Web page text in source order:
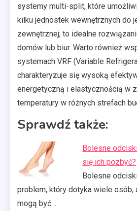
systemy multi-split, które
kilku jednostek wewnętrznych do
zewnętrznej; to idealne
domów lub biur. Warto również
systemach VRF (Variable
charakteryzuje się wysoką
energetyczną i elastycznością w
temperatury w różnych strefach
Sprawdź także:
Bolesne
się ich pozbyć?
Bolesne
problem, który dotyka wiele osób,
mogą być…